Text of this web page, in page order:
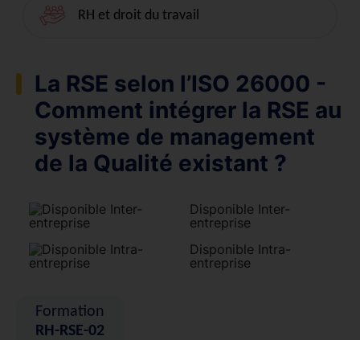
RH et droit du travail
La RSE selon l’ISO 26000 -
Comment intégrer la RSE au
système de management
de la Qualité existant ?
Disponible Inter-
entreprise
Disponible Intra-
entreprise
Formation
RH-RSE-02